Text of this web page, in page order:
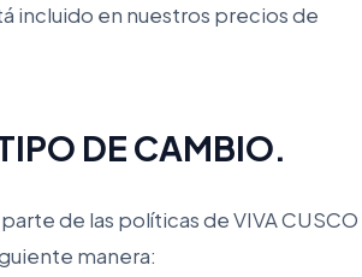
incluido en nuestros precios de
DE CAMBIO.
de las políticas de VIVA
manera: